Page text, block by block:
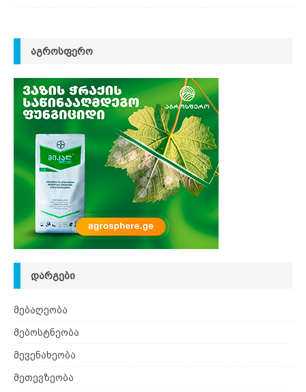
ᲐᲒᲠᲝᲡᲤᲔᲠᲝ
ᲓᲐᲠᲒᲔᲑᲘ
მებაღეობა
მებოსტნეობა
მევენახეობა
მეთევზეობა